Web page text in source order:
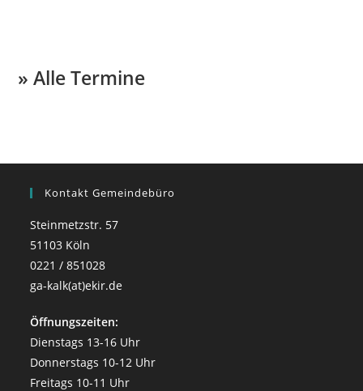
» Alle Termine
Kontakt Gemeindebüro
Steinmetzstr. 57
51103 Köln
0221 / 851028
ga-kalk(at)ekir.de
Öffnungszeiten:
Dienstags 13-16 Uhr
Donnerstags 10-12 Uhr
Freitags 10-11 Uhr